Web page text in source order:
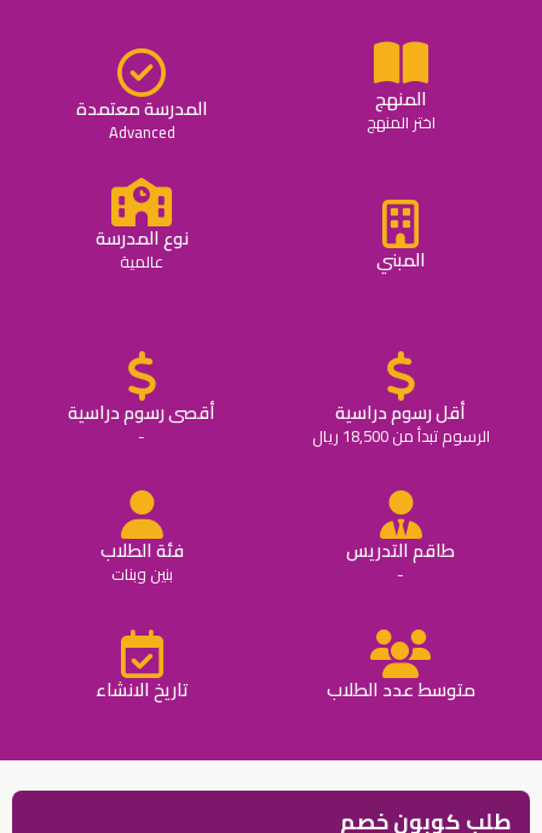
المنهج
اختر المنهج المدرسة معتمدة
Advanced
المبني
نوع المدرسة
عالمية
أقل رسوم دراسية
الرسوم تبدأ من 18,500 ريال
أقصى رسوم دراسية
-
طاقم التدريس
-
فئة الطلاب
بنين وبنات
متوسط عدد الطلاب تاريخ الانشاء
طلب كوبون خصم